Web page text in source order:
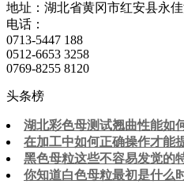
地址：湖北省黄冈市红安县永
电话：
0713-5447 188
0512-6653 3258
0769-8255 8120
头条榜
湖北彩色母测试翘曲性能如
在加工中如何正确操作才能
黑色母粒这些不容易发觉的
你知道白色母粒最初是什么